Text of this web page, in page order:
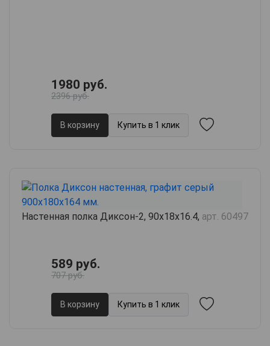
1980 руб.
2396 руб.
В корзину Купить в 1 клик
Настенная полка Диксон-2, 90х18х16.4, арт. 60497
589 руб.
707 руб.
В корзину Купить в 1 клик